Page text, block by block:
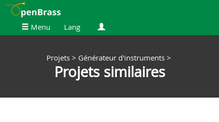
Menu Lang
Projets > Générateur d'instruments >
Projets similaires